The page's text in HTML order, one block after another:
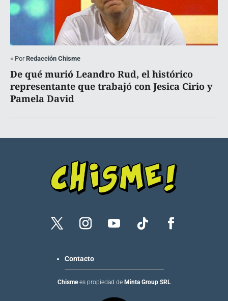
« PorRedacción Chisme
De qué murió Leandro Rud, el histórico
representante que trabajó con Jesica Cirio y
Pamela David
Contacto
Chismees propiedad de Minta Group SRL